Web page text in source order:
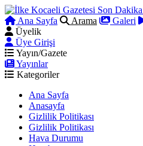
Ana Sayfa Arama Galeri
Üyelik
Üye Girişi
Yayın/Gazete
Yayınlar
Kategoriler
Ana Sayfa
Anasayfa
Gizlilik Politikası
Gizlilik Politikası
Hava Durumu